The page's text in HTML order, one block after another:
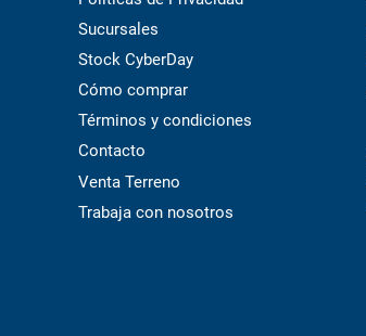
Sucursales
Stock CyberDay
Cómo comprar
Términos y condiciones
Contacto
Venta Terreno
Trabaja con nosotros